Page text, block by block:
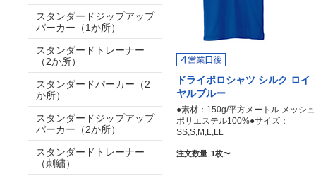
ドライポロシャツ シルク ロイ
ヤルブルー
●素材：150g/平方メートル メッシュ
ポリエステル100%●サイズ：
SS,S,M,L,LL
注文数量 1枚〜
スタンダードジップアップ
パーカー（1か所）
スタンダードトレーナー
（2か所）
スタンダードパーカー（2
か所）
スタンダードジップアップ
パーカー（2か所）
スタンダードトレーナー
（刺繍）